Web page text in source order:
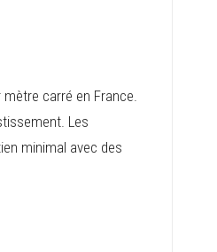
carré en France.
Les
minimal avec des